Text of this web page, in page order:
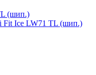
Fit Ice LW71 TL (шип.)